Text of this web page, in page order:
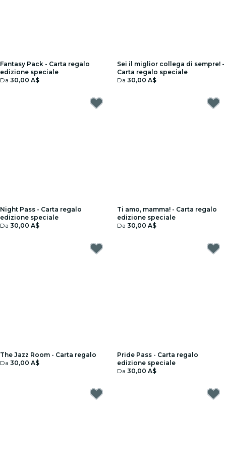
Fantasy Pack - Carta regalo
edizione speciale
Da 30,00 A$
Sei il miglior collega di sempre! -
Carta regalo speciale
Da 30,00 A$
Night Pass - Carta regalo
edizione speciale
Da 30,00 A$
Ti amo, mamma! - Carta regalo
edizione speciale
Da 30,00 A$
The Jazz Room - Carta regalo
Da 30,00 A$
Pride Pass - Carta regalo
edizione speciale
Da 30,00 A$